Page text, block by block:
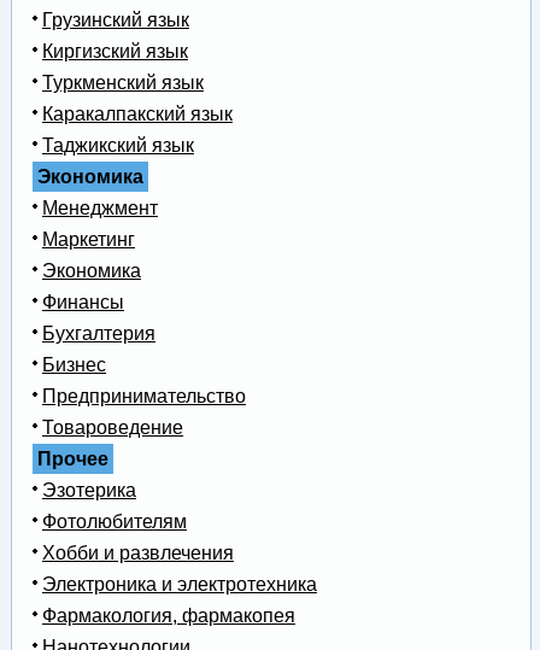
Грузинский язык
Киргизский язык
Туркменский язык
Каракалпакский язык
Таджикский язык
Экономика
Менеджмент
Маркетинг
Экономика
Финансы
Бухгалтерия
Бизнес
Предпринимательство
Товароведение
Прочее
Эзотерика
Фотолюбителям
Хобби и развлечения
Электроника и электротехника
Фармакология, фармакопея